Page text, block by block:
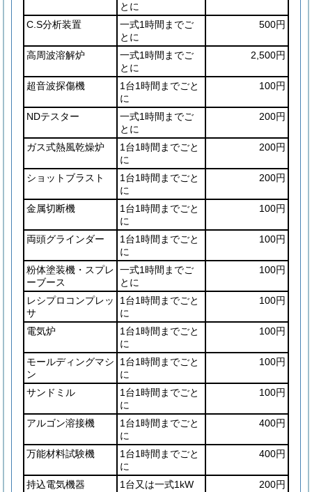
とに
C.S分析装置
一式1時間までご
とに
500円
高周波溶解炉
一式1時間までご
とに
2,500円
超音波探傷機
1台1時間までごと
に
100円
NDテスター
一式1時間までご
とに
200円
ガス式熱風乾燥炉
1台1時間までごと
に
200円
ショットブラスト
1台1時間までごと
に
200円
金属切断機
1台1時間までごと
に
100円
両頭グラインダー
1台1時間までごと
に
100円
粉体塗装機・スプレ
ーブース
一式1時間までご
とに
100円
レシプロコンプレッ
サ
1台1時間までごと
に
100円
電気炉
1台1時間までごと
に
100円
モールディングマシ
ン
1台1時間までごと
に
100円
サンドミル
1台1時間までごと
に
100円
アルゴン溶接機
1台1時間までごと
に
400円
万能材料試験機
1台1時間までごと
に
400円
持込電気機器
1台又は一式1kW
200円